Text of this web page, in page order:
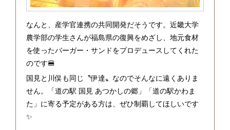
なんと、産学官連携の共同開発だそうです。近畿大学
農学部の学生さんが福島県の復興をめざし、地元食材
を使ったバーガー・サンドをプロデュースしてくれた
のです🍔
国見と川俣も同じ〝伊達〟なのでそんなに遠くありま
せん。「道の駅 国見 あつかしの郷」「道の駅かわま
た」に寄る予定がある方は、ぜひ制覇してほしいです
✨